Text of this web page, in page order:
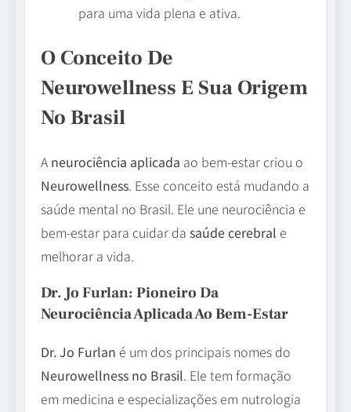
para uma vida plena e ativa.
O Conceito De
Neurowellness E Sua Origem
No Brasil
A neurociência aplicada ao bem-estar criou o
Neurowellness. Esse conceito está mudando a
saúde mental no Brasil. Ele une neurociência e
bem-estar para cuidar da saúde cerebral e
melhorar a vida.
Dr. Jo Furlan: Pioneiro Da
Neurociência Aplicada Ao Bem-Estar
Dr. Jo Furlan é um dos principais nomes do
Neurowellness no Brasil. Ele tem formação
em medicina e especializações em nutrologia